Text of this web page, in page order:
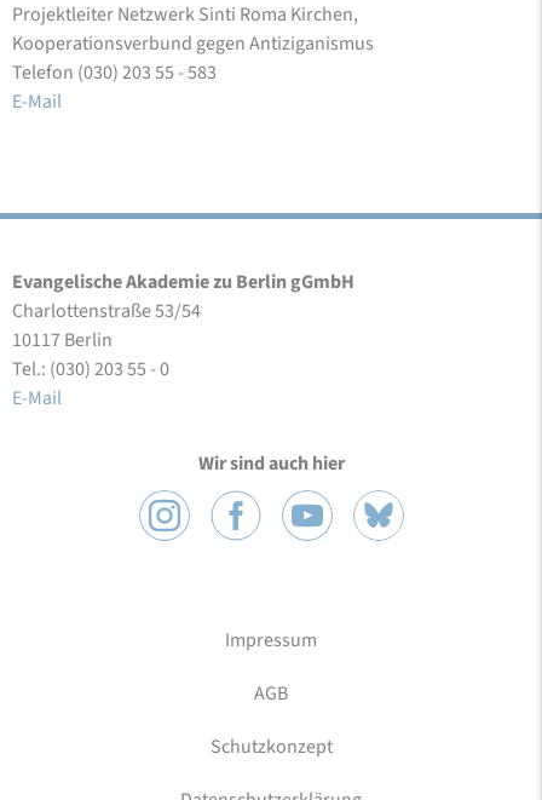
Projektleiter Netzwerk Sinti Roma Kirchen,
Kooperationsverbund gegen Antiziganismus
Telefon (030) 203 55 - 583
E-Mail
Evangelische Akademie zu Berlin gGmbH
Charlottenstraße 53/54
10117 Berlin
Tel.: (030) 203 55 - 0
E-Mail
Wir sind auch hier
Impressum
AGB
Schutzkonzept